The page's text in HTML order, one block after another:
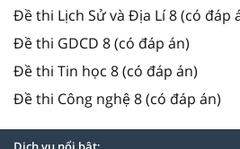
Đề thi Lịch Sử và Địa Lí 8 (có đáp
Đề thi GDCD 8 (có đáp án)
Đề thi Tin học 8 (có đáp án)
Đề thi Công nghệ 8 (có đáp án)